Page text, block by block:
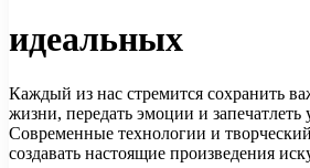
идеальных
Каждый из нас стремится сохранить
жизни, передать эмоции и запечатлеть
Современные технологии и
создавать настоящие произведения